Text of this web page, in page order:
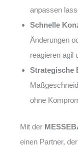
anpassen
Schnelle
Änderungen
reagieren agil
Strategische
ohne
Mit der
einen Partner, der